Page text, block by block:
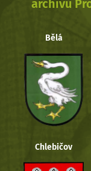
archivu
Bělá
Chlebičov